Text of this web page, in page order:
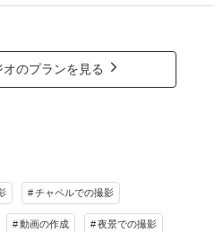
ヘアメイク 小物一式
タ 300カット
ド／ワイシャツ&タイ／靴／造花ブーケ&ブ
テム(※持込OK)／写真クオリティ補正／撮影
補償 ※ドレス&タキシードのアップグレー
◆合計カット数：200カット ◆所要時
データ納品確約！》
•タキシードを選んでも追加料金は不要！
試着も可能◎
婦衣装1着
ヘアメイク
タ 200カット 台紙付写真
オのプランを見る
チャペルでの撮影
動画の作成 夜景での撮影